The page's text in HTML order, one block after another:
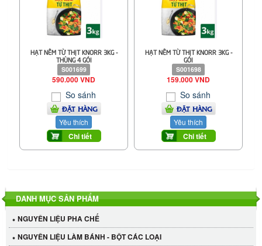
HẠT NÊM TỪ THỊT KNORR 3KG -
THÙNG 4 GÓI
S001699
590.000 VND
So sánh
ĐẶT HÀNG
Yêu thích
Chi tiết
HẠT NÊM TỪ THỊT KNORR 3KG -
GÓI
S001698
159.000 VND
So sánh
ĐẶT HÀNG
Yêu thích
Chi tiết
DANH MỤC SẢN PHẨM
NGUYÊN LIỆU PHA CHẾ
NGUYÊN LIỆU LÀM BÁNH - BỘT CÁC LOẠI